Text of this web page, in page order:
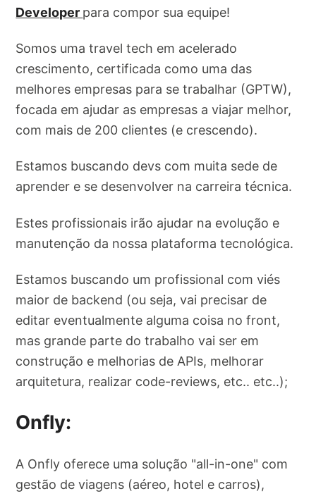
Developer para compor sua equipe!
Somos uma travel tech em acelerado
crescimento, certificada como uma das
melhores empresas para se trabalhar (GPTW),
focada em ajudar as empresas a viajar melhor,
com mais de 200 clientes (e crescendo).
Estamos buscando devs com muita sede de
aprender e se desenvolver na carreira técnica.
Estes profissionais irão ajudar na evolução e
manutenção da nossa plataforma tecnológica.
Estamos buscando um profissional com viés
maior de backend (ou seja, vai precisar de
editar eventualmente alguma coisa no front,
mas grande parte do trabalho vai ser em
construção e melhorias de APIs, melhorar
arquitetura, realizar code-reviews, etc.. etc..);
Onfly:
A Onfly oferece uma solução "all-in-one" com
gestão de viagens (aéreo, hotel e carros),